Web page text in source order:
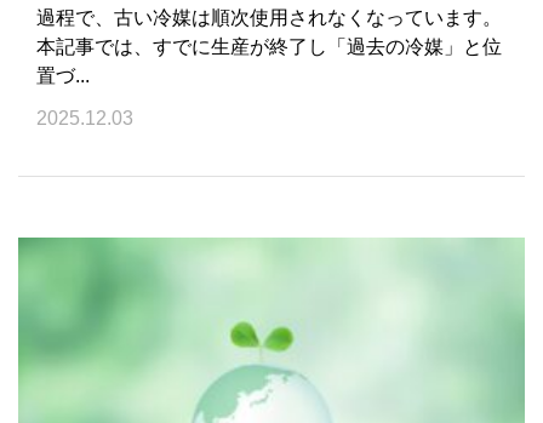
過程で、古い冷媒は順次使用されなくなっています。
本記事では、すでに生産が終了し「過去の冷媒」と位
置づ...
2025.12.03